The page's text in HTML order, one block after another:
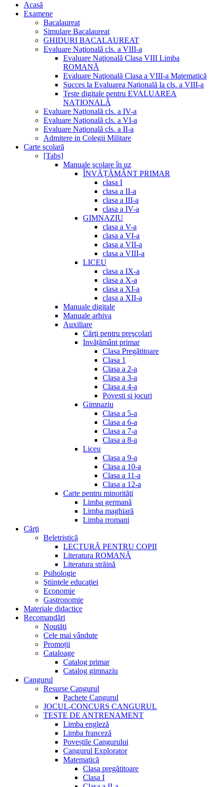
Acasă
Examene
Bacalaureat
Simulare Bacalaureat
GHIDURI BACALAUREAT
Evaluare Naţională cls. a VIII-a
Evaluare Naţională Clasa VIII Limba
ROMANĂ
Evaluare Naţională Clasa a VIII-a Matematică
Succes la Evaluarea Națională la cls. a VIII-a
Teste digitale pentru EVALUAREA
NAȚIONALĂ
Evaluare Naţională cls. a IV-a
Evaluare Naţională cls. a VI-a
Evaluare Naţională cls. a II-a
Admitere in Colegii Militare
Carte şcolară
[Tabs]
Manuale şcolare în uz
ÎNVĂȚĂMÂNT PRIMAR
clasa I
clasa a II-a
clasa a III-a
clasa a IV-a
GIMNAZIU
clasa a V-a
clasa a VI-a
clasa a VII-a
clasa a VIII-a
LICEU
clasa a IX-a
clasa a X-a
clasa a XI-a
clasa a XII-a
Manuale digitale
Manuale arhiva
Auxiliare
Cărţi pentru preşcolari
Invățământ primar
Clasa Pregătitoare
Clasa 1
Clasa a 2-a
Clasa a 3-a
Clasa a 4-a
Povesti si jocuri
Gimnaziu
Clasa a 5-a
Clasa a 6-a
Clasa a 7-a
Clasa a 8-a
Liceu
Clasa a 9-a
Clasa a 10-a
Clasa a 11-a
Clasa a 12-a
Carte pentru minorităţi
Limba germană
Limba maghiară
Limba rromani
Cărţi
Beletristică
LECTURĂ PENTRU COPII
Literatura ROMANĂ
Literatura străină
Psihologie
Ştiinţele educaţiei
Economie
Gastronomie
Materiale didactice
Recomandări
Noutăţi
Cele mai vândute
Promoții
Cataloage
Catalog primar
Catalog gimnaziu
Cangurul
Resurse Cangurul
Pachete Cangurul
JOCUL-CONCURS CANGURUL
TESTE DE ANTRENAMENT
Limba engleză
Limba franceză
Poveștile Cangurului
Cangurul Explorator
Matematică
Clasa pregătitoare
Clasa I